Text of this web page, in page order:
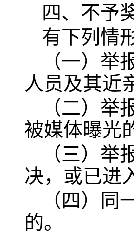
四、不予
有下列情
（一）
人员及其近
（二）
被媒体曝光
（三）
决，或已进
（四）
的。